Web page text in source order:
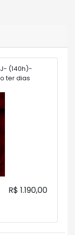
(140h)-
ter dias
R$ 1.190,00